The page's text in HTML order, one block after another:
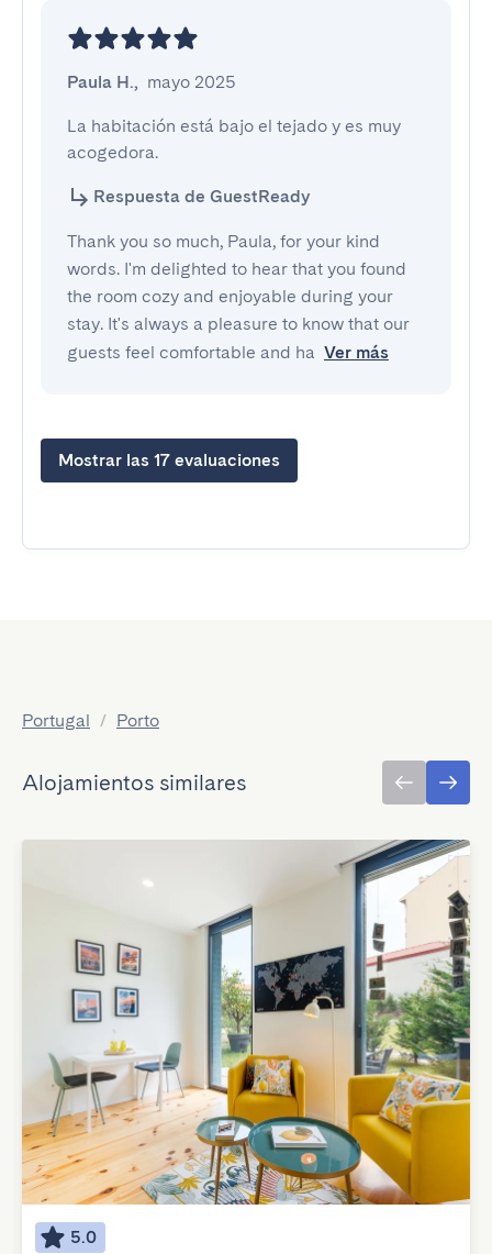
Paula H., mayo 2025
La habitación está bajo el tejado y es muy
acogedora.
Respuesta de GuestReady
Thank you so much, Paula, for your kind
words. I'm delighted to hear that you found
the room cozy and enjoyable during your
stay. It's always a pleasure to know that our
guests feel comfortable and ha Ver más
Mostrar las 17 evaluaciones
Portugal / Porto
Alojamientos similares
5.0